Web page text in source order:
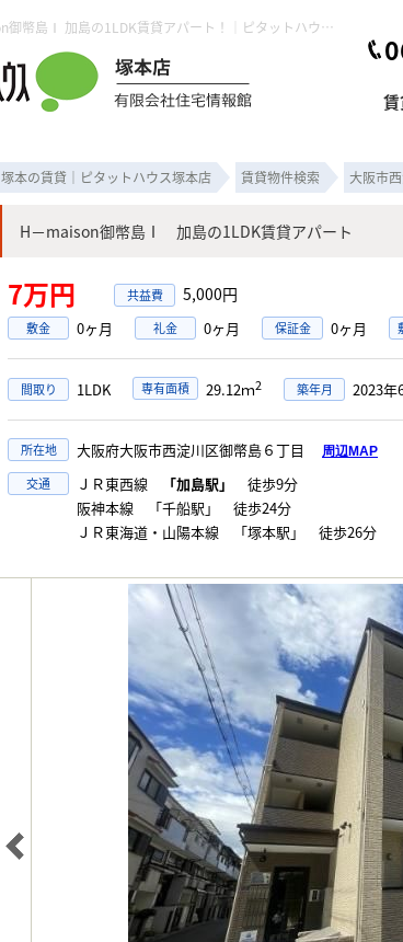
H－maison御幣島Ⅰ 加島の1LDK賃貸アパート！｜ピタットハウス塚本店
塚本の賃貸｜ピタットハウス塚本店 賃貸物件検索 大阪市
H－maison御幣島Ⅰ 加島の1LDK賃貸アパート
7万円 5,000円
敷金 0ヶ月 礼金 0ヶ月 保証金 0ヶ月
間取り 1LDK 専有面積 29.12ｍ2 築年月 2023
所在地 大阪府大阪市西淀川区御幣島６丁目 周辺MAP
交通 ＪＲ東西線 「加島駅」
徒歩9分
阪神本線 「千船駅」 徒歩24分
ＪＲ東海道・山陽本線 「塚本駅」 徒歩26分